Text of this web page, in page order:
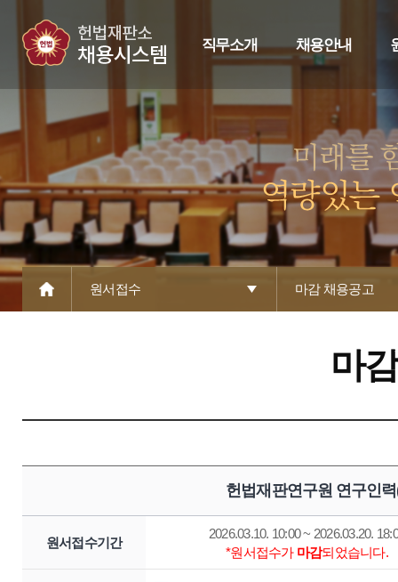
직무소개 채용안내
원서접수 마감 채용공고
마
헌법재판연구원 연구인
원서접수기간
2026.03.10. 10:00 ~ 2026.03.20.
*원서접수가 마감되었습니다.